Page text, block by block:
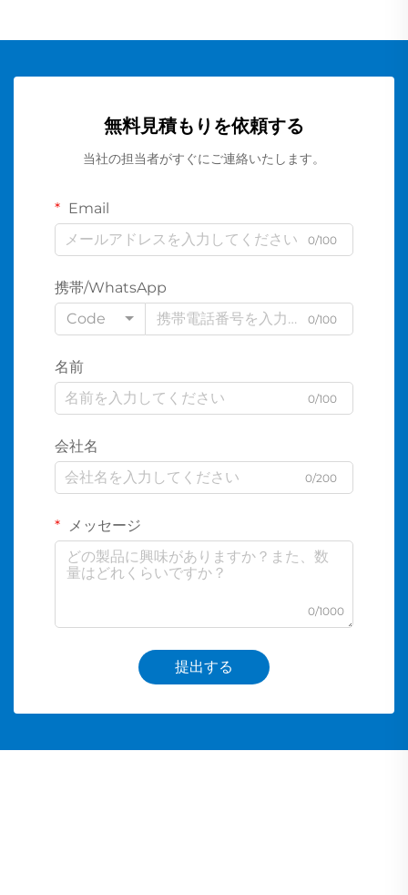
無料見積もりを依頼する
当社の担当者がすぐにご連絡いたします。
Email
0/100
携帯/WhatsApp
Code
0/100
名前
0/100
会社名
0/200
メッセージ
0/1000
提出する